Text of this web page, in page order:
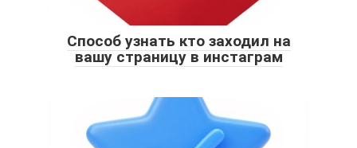
Способ узнать кто заходил на
вашу страницу в инстаграм